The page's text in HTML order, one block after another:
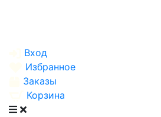
Вход
Избранное
Заказы
Корзина